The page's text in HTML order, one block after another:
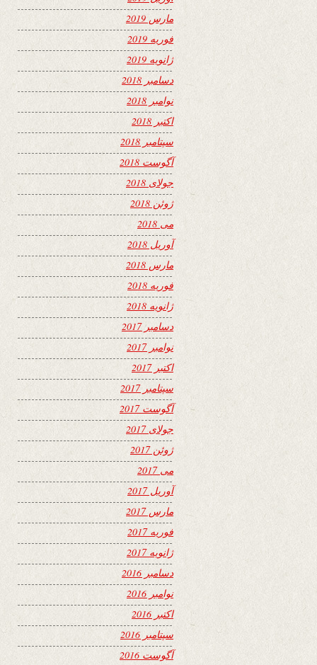
مارس 2019
فوریه 2019
ژانویه 2019
دسامبر 2018
نوامبر 2018
اکتبر 2018
سپتامبر 2018
آگوست 2018
جولای 2018
ژوئن 2018
می 2018
آوریل 2018
مارس 2018
فوریه 2018
ژانویه 2018
دسامبر 2017
نوامبر 2017
اکتبر 2017
سپتامبر 2017
آگوست 2017
جولای 2017
ژوئن 2017
می 2017
آوریل 2017
مارس 2017
فوریه 2017
ژانویه 2017
دسامبر 2016
نوامبر 2016
اکتبر 2016
سپتامبر 2016
آگوست 2016